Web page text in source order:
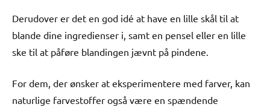
Derudover er det en god idé at have en lille skål til at
blande dine ingredienser i, samt en pensel eller en lille
ske til at påføre blandingen jævnt på pindene.
For dem, der ønsker at eksperimentere med farver, kan
naturlige farvestoffer også være en spændende